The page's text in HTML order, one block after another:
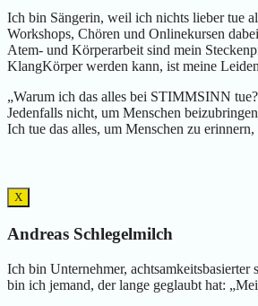
Ich bin Sängerin, weil ich nichts lieber tue
Workshops, Chören und Onlinekursen
Atem- und Körperarbeit sind mein
KlangKörper werden kann, ist meine
„Warum ich das alles bei STIMMSINN tue?
Jedenfalls nicht, um Menschen
Ich tue das alles, um Menschen zu
X
Andreas Schlegelmilch
Ich bin Unternehmer,
bin ich jemand, der lange geglaubt hat: